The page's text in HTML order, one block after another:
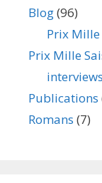
Blog(96)
Prix Mille
Prix Mille
interviews
Publications
Romans (7)